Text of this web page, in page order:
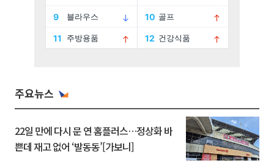
주요뉴스
22일 만에 다시 문 연 홈플러스…정상화 바
쁜데 재고 없어 ‘발동동’[가보니]